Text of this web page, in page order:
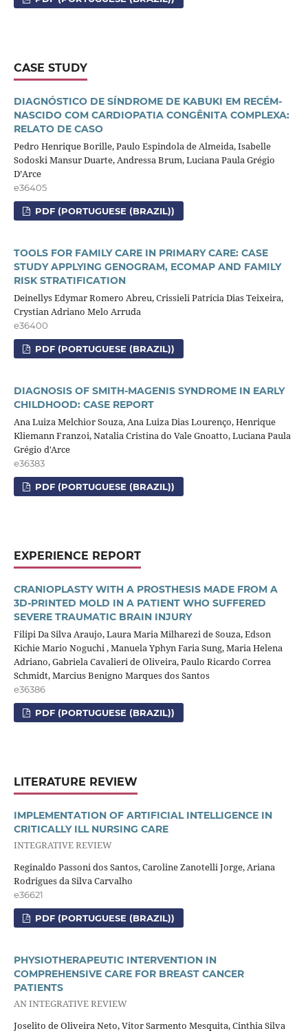
CASE STUDY
DIAGNÓSTICO DE SÍNDROME DE KABUKI EM RECÉM-
NASCIDO COM CARDIOPATIA CONGÊNITA COMPLEXA:
RELATO DE CASO
Pedro Henrique Borille, Paulo Espindola de Almeida, Isabelle
Sodoski Mansur Duarte, Andressa Brum, Luciana Paula Grégio
D’Arce
e36405
PDF (PORTUGUESE (BRAZIL))
TOOLS FOR FAMILY CARE IN PRIMARY CARE: CASE
STUDY APPLYING GENOGRAM, ECOMAP AND FAMILY
RISK STRATIFICATION
Deinellys Edymar Romero Abreu, Crissieli Patricia Dias Teixeira,
Crystian Adriano Melo Arruda
e36400
PDF (PORTUGUESE (BRAZIL))
DIAGNOSIS OF SMITH-MAGENIS SYNDROME IN EARLY
CHILDHOOD: CASE REPORT
Ana Luiza Melchior Souza, Ana Luiza Dias Lourenço, Henrique
Kliemann Franzoi, Natalia Cristina do Vale Gnoatto, Luciana Paula
Grégio d'Arce
e36383
PDF (PORTUGUESE (BRAZIL))
EXPERIENCE REPORT
CRANIOPLASTY WITH A PROSTHESIS MADE FROM A
3D-PRINTED MOLD IN A PATIENT WHO SUFFERED
SEVERE TRAUMATIC BRAIN INJURY
Filipi Da Silva Araujo, Laura Maria Milharezi de Souza, Edson
Kichie Mario Noguchi , Manuela Yphyn Faria Sung, Maria Helena
Adriano, Gabriela Cavalieri de Oliveira, Paulo Ricardo Correa
Schmidt, Marcius Benigno Marques dos Santos
e36386
PDF (PORTUGUESE (BRAZIL))
LITERATURE REVIEW
IMPLEMENTATION OF ARTIFICIAL INTELLIGENCE IN
CRITICALLY ILL NURSING CARE
INTEGRATIVE REVIEW
Reginaldo Passoni dos Santos, Caroline Zanotelli Jorge, Ariana
Rodrigues da Silva Carvalho
e36621
PDF (PORTUGUESE (BRAZIL))
PHYSIOTHERAPEUTIC INTERVENTION IN
COMPREHENSIVE CARE FOR BREAST CANCER
PATIENTS
AN INTEGRATIVE REVIEW
Joselito de Oliveira Neto, Vitor Sarmento Mesquita, Cinthia Silva